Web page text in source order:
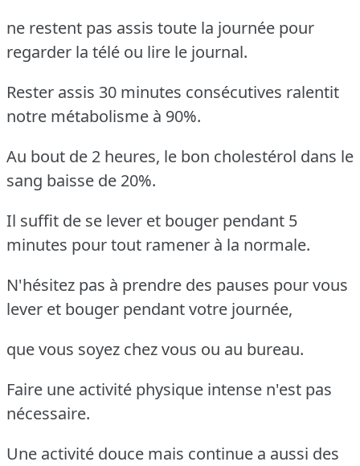
ne restent pas assis toute la journée pour
regarder la télé ou lire le journal.
Rester assis 30 minutes consécutives ralentit
notre métabolisme à 90%.
Au bout de 2 heures, le bon cholestérol dans le
sang baisse de 20%.
Il suffit de se lever et bouger pendant 5
minutes pour tout ramener à la normale.
N'hésitez pas à prendre des pauses pour vous
lever et bouger pendant votre journée,
que vous soyez chez vous ou au bureau.
Faire une activité physique intense n'est pas
nécessaire.
Une activité douce mais continue a aussi des